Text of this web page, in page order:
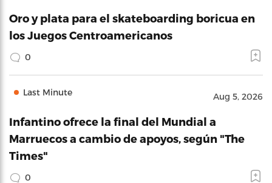
Oro y plata para el skateboarding boricua en
los Juegos Centroamericanos
0
Last Minute Aug 5, 2026
Infantino ofrece la final del Mundial a
Marruecos a cambio de apoyos, según "The
Times"
0